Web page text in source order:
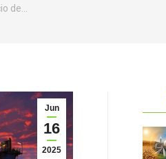
de…
Jun
16
2025